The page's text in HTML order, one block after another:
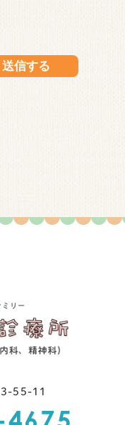
止に努めます。ま
保護に努めます。
用目的の達成に必
いたしません。
務委託先以外の第
ん。ただし、法令
ます。
3-55-11